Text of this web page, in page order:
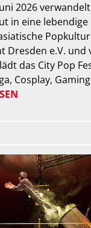
2026
in eine
Dresden e.V.
das City Pop
Cosplay, Gaming